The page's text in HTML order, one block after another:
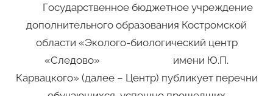
Государственное бюджетное учреждение
дополнительного образования Костромской
области «Эколого-биологический центр
«Следово» имени Ю.П.
Карвацкого» (далее – Центр) публикует перечни